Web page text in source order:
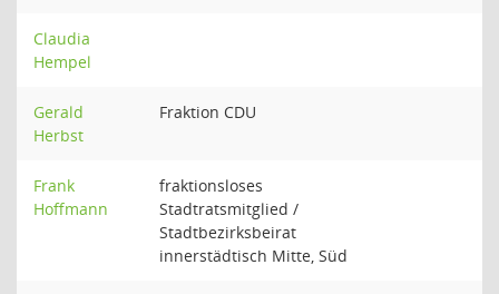
Claudia
Hempel
Gerald
Herbst
Fraktion CDU
Frank
Hoffmann
fraktionsloses
Stadtratsmitglied /
Stadtbezirksbeirat
innerstädtisch Mitte, Süd